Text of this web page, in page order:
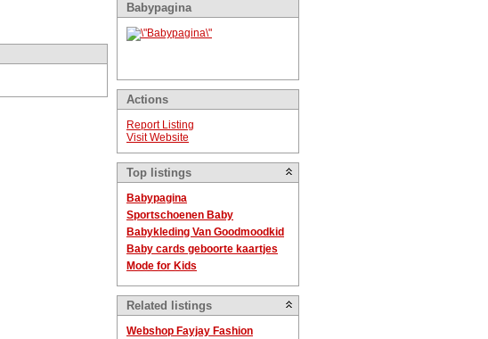
Babypagina
Actions
Report Listing
Visit Website
Top listings
Babypagina
Sportschoenen Baby
Babykleding Van Goodmoodkid
Baby cards geboorte kaartjes
Mode for Kids
Related listings
Webshop Fayjay Fashion